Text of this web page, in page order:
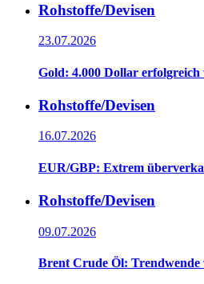
Rohstoffe/Devisen
23.07.2026
Gold: 4.000 Dollar erfolgreich
Rohstoffe/Devisen
16.07.2026
EUR/GBP: Extrem
Rohstoffe/Devisen
09.07.2026
Brent Crude Öl: Trendwende